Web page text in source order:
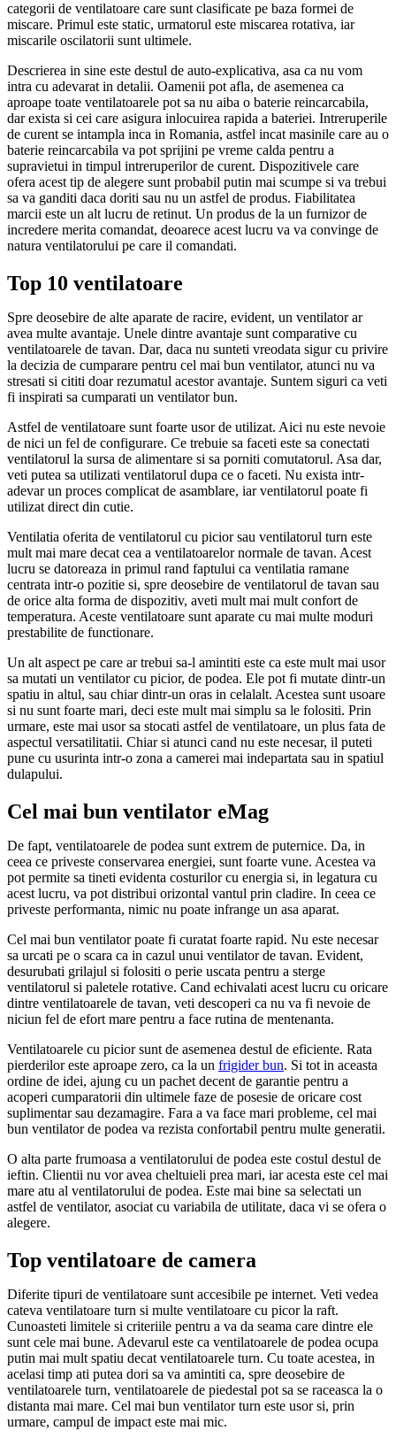
categorii de ventilatoare care sunt clasificate pe baza formei de
miscare. Primul este static, urmatorul este miscarea rotativa, iar
miscarile oscilatorii sunt ultimele.
Descrierea in sine este destul de auto-explicativa, asa ca nu vom
intra cu adevarat in detalii. Oamenii pot afla, de asemenea ca
aproape toate ventilatoarele pot sa nu aiba o baterie reincarcabila,
dar exista si cei care asigura inlocuirea rapida a bateriei. Intreruperile
de curent se intampla inca in Romania, astfel incat masinile care au o
baterie reincarcabila va pot sprijini pe vreme calda pentru a
supravietui in timpul intreruperilor de curent. Dispozitivele care
ofera acest tip de alegere sunt probabil putin mai scumpe si va trebui
sa va ganditi daca doriti sau nu un astfel de produs. Fiabilitatea
marcii este un alt lucru de retinut. Un produs de la un furnizor de
incredere merita comandat, deoarece acest lucru va va convinge de
natura ventilatorului pe care il comandati.
Top 10 ventilatoare
Spre deosebire de alte aparate de racire, evident, un ventilator ar
avea multe avantaje. Unele dintre avantaje sunt comparative cu
ventilatoarele de tavan. Dar, daca nu sunteti vreodata sigur cu privire
la decizia de cumparare pentru cel mai bun ventilator, atunci nu va
stresati si cititi doar rezumatul acestor avantaje. Suntem siguri ca veti
fi inspirati sa cumparati un ventilator bun.
Astfel de ventilatoare sunt foarte usor de utilizat. Aici nu este nevoie
de nici un fel de configurare. Ce trebuie sa faceti este sa conectati
ventilatorul la sursa de alimentare si sa porniti comutatorul. Asa dar,
veti putea sa utilizati ventilatorul dupa ce o faceti. Nu exista intr-
adevar un proces complicat de asamblare, iar ventilatorul poate fi
utilizat direct din cutie.
Ventilatia oferita de ventilatorul cu picior sau ventilatorul turn este
mult mai mare decat cea a ventilatoarelor normale de tavan. Acest
lucru se datoreaza in primul rand faptului ca ventilatia ramane
centrata intr-o pozitie si, spre deosebire de ventilatorul de tavan sau
de orice alta forma de dispozitiv, aveti mult mai mult confort de
temperatura. Aceste ventilatoare sunt aparate cu mai multe moduri
prestabilite de functionare.
Un alt aspect pe care ar trebui sa-l amintiti este ca este mult mai usor
sa mutati un ventilator cu picior, de podea. Ele pot fi mutate dintr-un
spatiu in altul, sau chiar dintr-un oras in celalalt. Acestea sunt usoare
si nu sunt foarte mari, deci este mult mai simplu sa le folositi. Prin
urmare, este mai usor sa stocati astfel de ventilatoare, un plus fata de
aspectul versatilitatii. Chiar si atunci cand nu este necesar, il puteti
pune cu usurinta intr-o zona a camerei mai indepartata sau in spatiul
dulapului.
Cel mai bun ventilator eMag
De fapt, ventilatoarele de podea sunt extrem de puternice. Da, in
ceea ce priveste conservarea energiei, sunt foarte vune. Acestea va
pot permite sa tineti evidenta costurilor cu energia si, in legatura cu
acest lucru, va pot distribui orizontal vantul prin cladire. In ceea ce
priveste performanta, nimic nu poate infrange un asa aparat.
Cel mai bun ventilator poate fi curatat foarte rapid. Nu este necesar
sa urcati pe o scara ca in cazul unui ventilator de tavan. Evident,
desurubati grilajul si folositi o perie uscata pentru a sterge
ventilatorul si paletele rotative. Cand echivalati acest lucru cu oricare
dintre ventilatoarele de tavan, veti descoperi ca nu va fi nevoie de
niciun fel de efort mare pentru a face rutina de mentenanta.
Ventilatoarele cu picior sunt de asemenea destul de eficiente. Rata
pierderilor este aproape zero, ca la un frigider bun. Si tot in aceasta
ordine de idei, ajung cu un pachet decent de garantie pentru a
acoperi cumparatorii din ultimele faze de posesie de oricare cost
suplimentar sau dezamagire. Fara a va face mari probleme, cel mai
bun ventilator de podea va rezista confortabil pentru multe generatii.
O alta parte frumoasa a ventilatorului de podea este costul destul de
ieftin. Clientii nu vor avea cheltuieli prea mari, iar acesta este cel mai
mare atu al ventilatorului de podea. Este mai bine sa selectati un
astfel de ventilator, asociat cu variabila de utilitate, daca vi se ofera o
alegere.
Top ventilatoare de camera
Diferite tipuri de ventilatoare sunt accesibile pe internet. Veti vedea
cateva ventilatoare turn si multe ventilatoare cu picor la raft.
Cunoasteti limitele si criteriile pentru a va da seama care dintre ele
sunt cele mai bune. Adevarul este ca ventilatoarele de podea ocupa
putin mai mult spatiu decat ventilatoarele turn. Cu toate acestea, in
acelasi timp ati putea dori sa va amintiti ca, spre deosebire de
ventilatoarele turn, ventilatoarele de piedestal pot sa se raceasca la o
distanta mai mare. Cel mai bun ventilator turn este usor si, prin
urmare, campul de impact este mai mic.